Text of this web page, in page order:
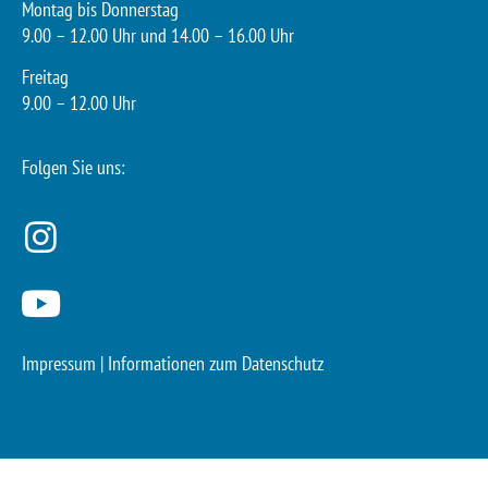
Montag bis Donnerstag
9.00 – 12.00 Uhr und 14.00 – 16.00 Uhr
Freitag
9.00 – 12.00 Uhr
Folgen Sie uns:
Impressum | Informationen zum Datenschutz